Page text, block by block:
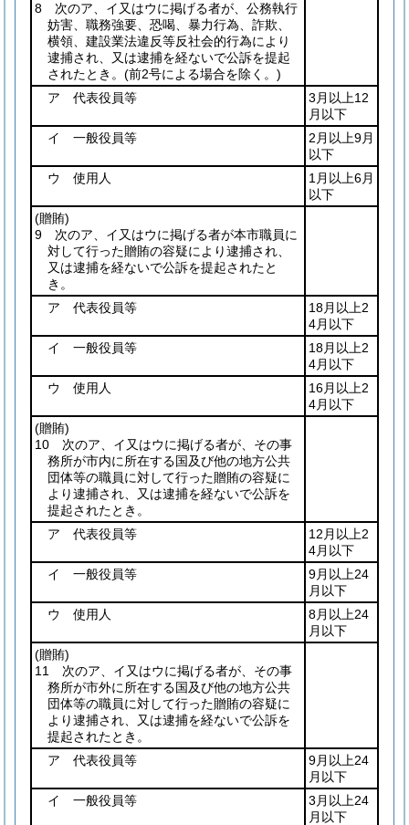
8 次のア、イ又はウに掲げる者が、公務執行
妨害、職務強要、恐喝、暴力行為、詐欺、
横領、建設業法違反等反社会的行為により
逮捕され、又は逮捕を経ないで公訴を提起
されたとき。 (前2号による場合を除く。)
ア 代表役員等
3月以上12
月以下
イ 一般役員等
2月以上9月
以下
ウ 使用人
1月以上6月
以下
(贈賄)
9 次のア、イ又はウに掲げる者が本市職員に
対して行った贈賄の容疑により逮捕され、
又は逮捕を経ないで公訴を提起されたと
き。
ア 代表役員等
18月以上2
4月以下
イ 一般役員等
18月以上2
4月以下
ウ 使用人
16月以上2
4月以下
(贈賄)
10 次のア、イ又はウに掲げる者が、その事
務所が市内に所在する国及び他の地方公共
団体等の職員に対して行った贈賄の容疑に
より逮捕され、又は逮捕を経ないで公訴を
提起されたとき。
ア 代表役員等
12月以上2
4月以下
イ 一般役員等
9月以上24
月以下
ウ 使用人
8月以上24
月以下
(贈賄)
11 次のア、イ又はウに掲げる者が、その事
務所が市外に所在する国及び他の地方公共
団体等の職員に対して行った贈賄の容疑に
より逮捕され、又は逮捕を経ないで公訴を
提起されたとき。
ア 代表役員等
9月以上24
月以下
イ 一般役員等
3月以上24
月以下